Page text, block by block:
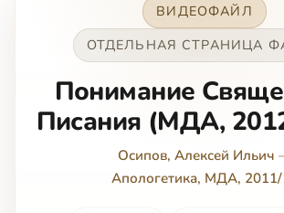
ВИДЕОФАЙЛ
ОТДЕЛЬНАЯ СТРАНИЦА
Понимание
Писания (МДА,
Осипов, Алексей Ильич
Апологетика, МДА,